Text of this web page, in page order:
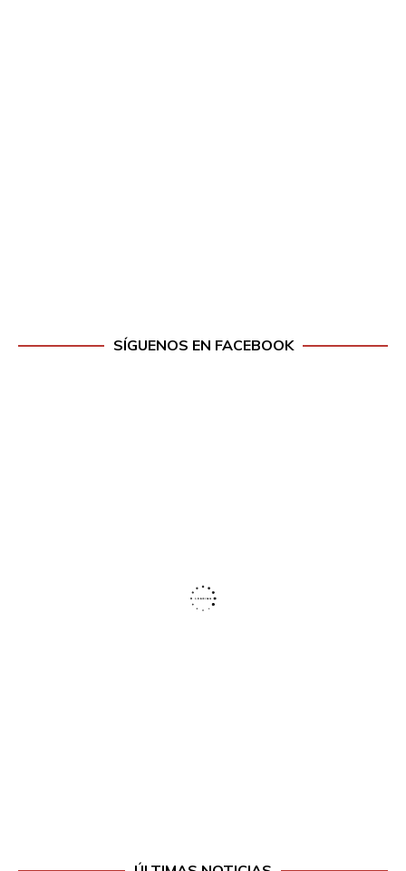
SÍGUENOS EN FACEBOOK